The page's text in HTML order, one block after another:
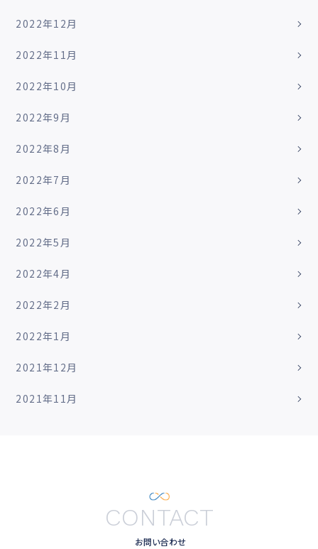
2022年12月
2022年11月
2022年10月
2022年9月
2022年8月
2022年7月
2022年6月
2022年5月
2022年4月
2022年2月
2022年1月
2021年12月
2021年11月
CONTACT
お問い合わせ